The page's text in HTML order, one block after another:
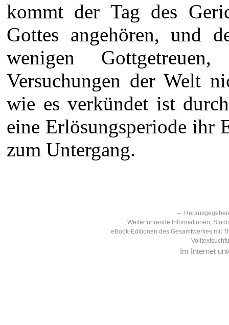
kommt der Tag des
Gottes angehören, und
wenigen
Versuchungen der Welt
wie es verkündet ist
eine Erlösungsperiode ihr
zum Untergang.
–
Weiterführende Informationen,
eBook-Editionen des Gesamtwerkes mit
Im Internet